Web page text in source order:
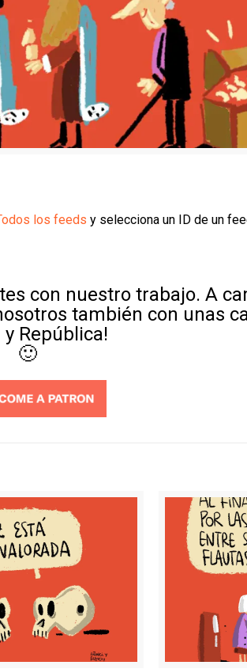
los feeds y selecciona un ID de un
con nuestro trabajo. A
también con unas
y República!
🙂